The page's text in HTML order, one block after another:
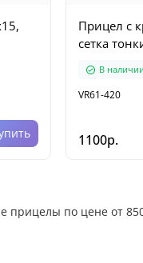
Прицел с
сетка
В наличии
VR61-420
1100р.
прицелы по цене от